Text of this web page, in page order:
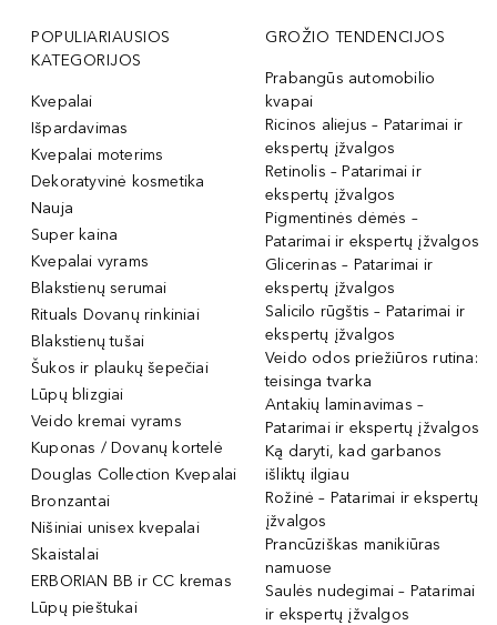
POPULIARIAUSIOS
KATEGORIJOS
Kvepalai
Išpardavimas
Kvepalai moterims
Dekoratyvinė kosmetika
Nauja
Super kaina
Kvepalai vyrams
Blakstienų serumai
Rituals Dovanų rinkiniai
Blakstienų tušai
Šukos ir plaukų šepečiai
Lūpų blizgiai
Veido kremai vyrams
Kuponas / Dovanų kortelė
Douglas Collection Kvepalai
Bronzantai
Nišiniai unisex kvepalai
Skaistalai
ERBORIAN BB ir CC kremas
Lūpų pieštukai
GROŽIO TENDENCIJOS
Prabangūs automobilio
kvapai
Ricinos aliejus – Patarimai ir
ekspertų įžvalgos
Retinolis – Patarimai ir
ekspertų įžvalgos
Pigmentinės dėmės –
Patarimai ir ekspertų įžvalgos
Glicerinas – Patarimai ir
ekspertų įžvalgos
Salicilo rūgštis – Patarimai ir
ekspertų įžvalgos
Veido odos priežiūros rutina:
teisinga tvarka
Antakių laminavimas –
Patarimai ir ekspertų įžvalgos
Ką daryti, kad garbanos
išliktų ilgiau
Rožinė – Patarimai ir ekspertų
įžvalgos
Prancūziškas manikiūras
namuose
Saulės nudegimai – Patarimai
ir ekspertų įžvalgos